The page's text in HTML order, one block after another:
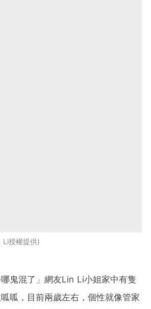
授權提供
哪鬼混了」網友Lin Li小姐家中有隻
呱，目前兩歲左右，個性就像管家